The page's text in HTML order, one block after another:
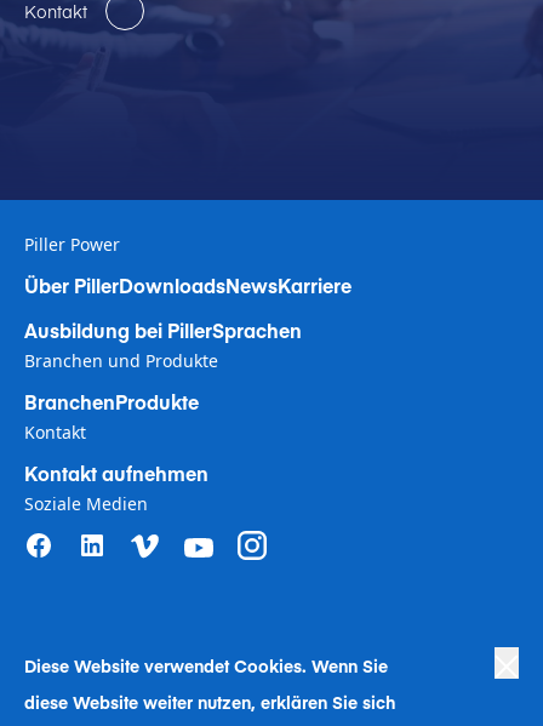
Diese Website verwendet Cookies. Wenn Sie
diese Website weiter nutzen, erklären Sie sich
Kontakt
Piller Power
Über PillerDownloadsNewsKarriere
Ausbildung bei PillerSprachen
Branchen und Produkte
BranchenProdukte
Kontakt
Kontakt aufnehmen
Soziale Medien
Privacy Policy Terms of Use
Human Rights in Business Policy | Cookie Richtlinen